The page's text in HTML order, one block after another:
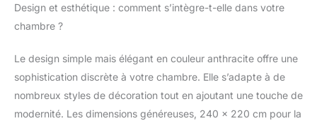
Design et esthétique : comment s’intègre-t-elle dans votre
chambre ?
Le design simple mais élégant en couleur anthracite offre une
sophistication discrète à votre chambre. Elle s’adapte à de
nombreux styles de décoration tout en ajoutant une touche de
modernité. Les dimensions généreuses, 240 x 220 cm pour la